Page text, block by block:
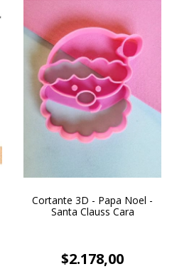
Cortante 3D - Papa Noel -
Santa Clauss Cara
$2.178,00